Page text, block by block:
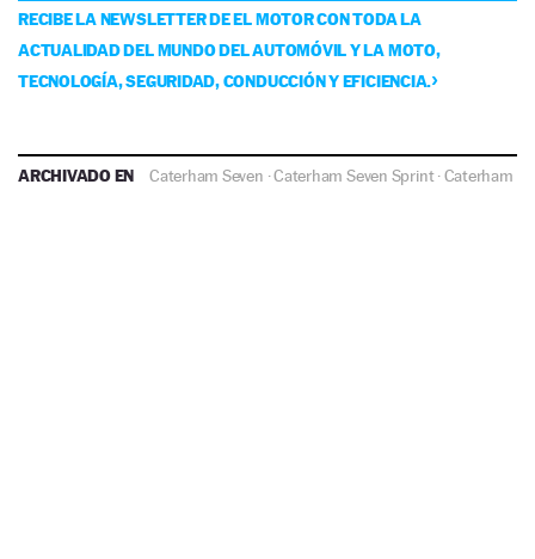
RECIBE LA NEWSLETTER DE EL MOTOR CON TODA LA
ACTUALIDAD DEL MUNDO DEL AUTOMÓVIL Y LA MOTO,
TECNOLOGÍA, SEGURIDAD, CONDUCCIÓN Y EFICIENCIA.
ARCHIVADO EN Caterham Seven ·Caterham Seven Sprint·Caterham